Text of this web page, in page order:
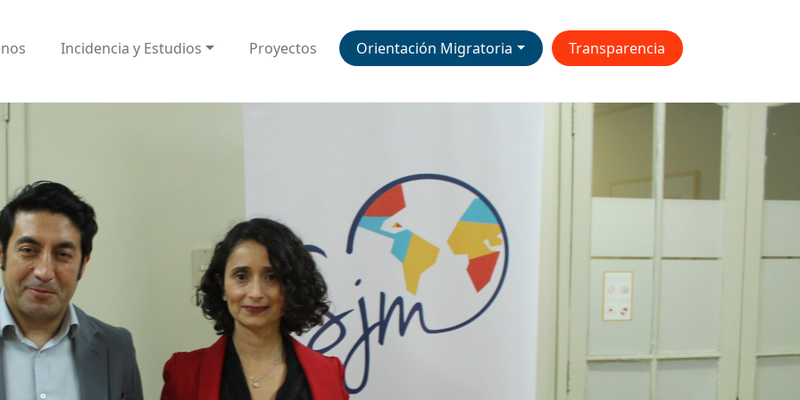
Incidencia y Estudios Proyectos Orientación Migratoria Transparencia